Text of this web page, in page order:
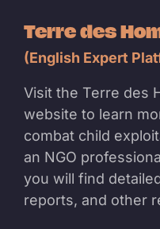
Terre des
(English Expert
Visit the Terre des
website to learn
combat child
an NGO
you will find
reports, and other